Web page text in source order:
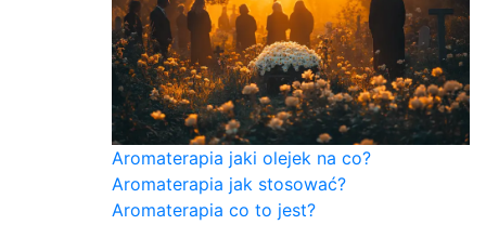
Aromaterapia jaki olejek na co?
Aromaterapia jak stosować?
Aromaterapia co to jest?